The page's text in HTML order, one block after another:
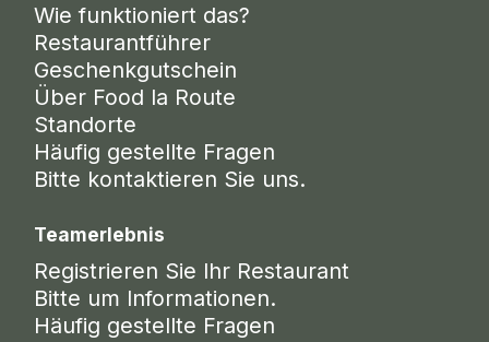
Wie funktioniert das?
Restaurantführer
Geschenkgutschein
Über Food la Route
Standorte
Häufig gestellte Fragen
Bitte kontaktieren Sie uns.
Teamerlebnis
Registrieren Sie Ihr Restaurant
Bitte um Informationen.
Häufig gestellte Fragen